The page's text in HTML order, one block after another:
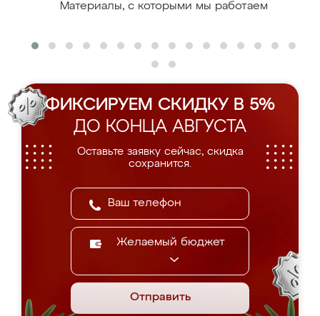
Материалы, с которыми мы работаем
ФИКСИРУЕМ СКИДКУ В 5%
ДО КОНЦА АВГУСТА
Оставьте заявку сейчас, скидка
сохранится.
Желаемый бюджет
Отправить